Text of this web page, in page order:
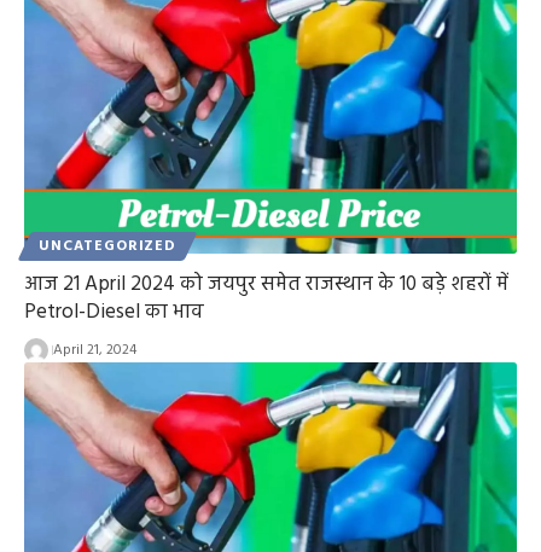
UNCATEGORIZED
आज 21 April 2024 को जयपुर समेत राजस्थान के 10 बड़े शहरों में
Petrol-Diesel का भाव
April 21, 2024